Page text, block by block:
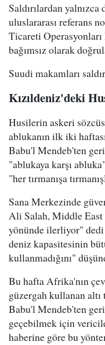
Saldırılardan
uluslararası referans
Ticareti
bağımsız olarak
Suudi makamları
Kızıldeniz'deki
Husilerin askeri
ablukanın ilk iki
Babu'l Mendeb'ten
"ablukaya karşı
"her tırmanışa
Sana Merkezinde
Ali Salah, Middle East
yönünde ilerliyor"
deniz kapasitesinin
kullanmadığını"
Bu hafta Afrika'nın
güzergah kullanan
Babu'l Mendeb'ten
geçebilmek için
haberine göre bu